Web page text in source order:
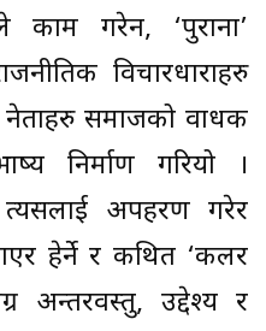
काम गरेन, ‘पुराना’
विचारधाराहरु
नेताहरु समाजको वाधक
निर्माण गरियो ।
त्यसलाई अपहरण गरेर
हेर्ने र कथित ‘कलर
अन्तरवस्तु, उद्देश्य र